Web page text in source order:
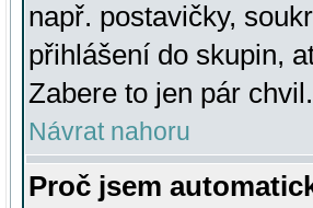
např. postavičky,
přihlášení do skupin,
Zabere to jen pár chvil.
Návrat nahoru
Proč jsem